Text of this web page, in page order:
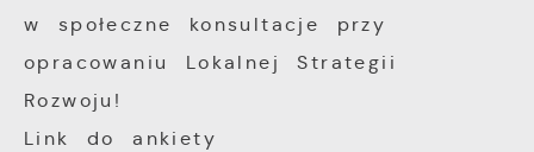
w społeczne konsultacje przy
opracowaniu Lokalnej Strategii
Rozwoju!
Link do ankiety
pośredników prezentujących nasze treści w
postaci wiadomości, ofert, komunikatów
mediów społecznościowych.